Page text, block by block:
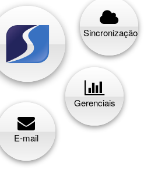
Sincronização
Gerenciais
E-mail